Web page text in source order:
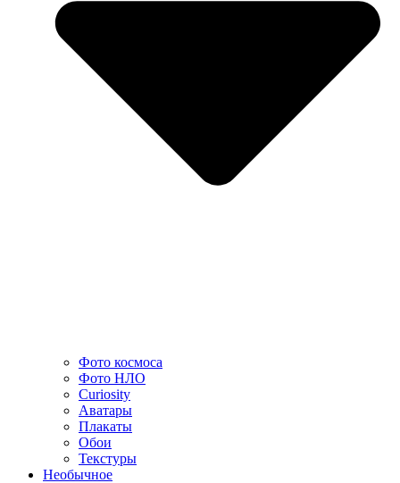
Фото космоса
Фото НЛО
Curiosity
Аватары
Плакаты
Обои
Текстуры
Необычное